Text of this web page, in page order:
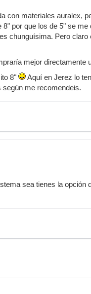
con materiales auralex,
por que los de 5" se
chunguísima. Pero claro
mejor directamente
8"
Aquí en Jerez lo
según me recomendeis.
sea tienes la opción